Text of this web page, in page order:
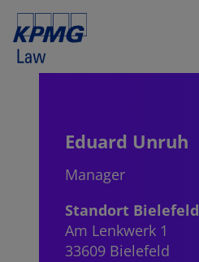
Eduard Unruh
Manager
Standort Bielefeld
Am Lenkwerk 1
33609 Bielefeld